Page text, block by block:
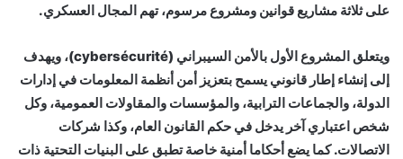
على ثلاثة مشاريع قوانين ومشروع مرسوم، تهم المجال العسكري.
ويتعلق المشروع الأول بالأمن السيبراني (cybersécurité)، ويهدف
إلى إنشاء إطار قانوني يسمح بتعزيز أمن أنظمة المعلومات في إدارات
الدولة، والجماعات الترابية، والمؤسسات والمقاولات العمومية، وكل
شخص اعتباري آخر يدخل في حكم القانون العام، وكذا شركات
الاتصالات. كما يضع أحكاما أمنية خاصة تطبق على البنيات التحتية ذات